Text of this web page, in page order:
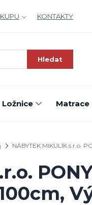
KONTAKTY
Hledat
Ložnice Matrace
NÁBYTEK MIKULÍK s.r.o.